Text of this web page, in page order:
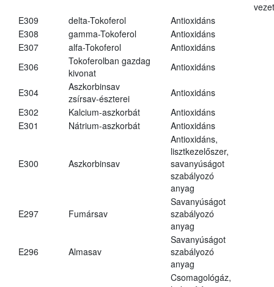
E309
delta-Tokoferol
Antioxidáns
E308
gamma-Tokoferol
Antioxidáns
E307
alfa-Tokoferol
Antioxidáns
E306
Tokoferolban gazdag
kivonat
Antioxidáns
E304
Aszkorbinsav
zsírsav-észterei
Antioxidáns
E302
Kalcium-aszkorbát
Antioxidáns
E301
Nátrium-aszkorbát Antioxidáns
E300 Aszkorbinsav
Antioxidáns,
lisztkezelőszer,
savanyúságot
szabályozó
anyag
E297 Fumársav
Savanyúságot
szabályozó
anyag
E296 Almasav
Savanyúságot
szabályozó
anyag
Csomagológáz,